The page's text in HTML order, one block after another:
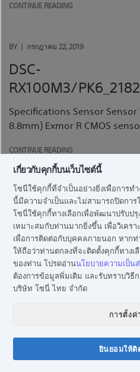
CONTINUE READING
BY กรกฎาคม 22, 2019
DSC-
RX100M3/
Specifications Sensor Sensor
8.8mm) Exmor R CMOS
CONTINUE READING
เกี่ยวกับคุกกี้บนเว็บไซต์นี้
โซนี่ใช้คุกกี้ที่จำเป็นอย่างยิ่งเพื่อการท
นี้มีความจำเป็นและไม่สามารถปิดกา
โซนี่ใช้คุกกี้ทางเลือกเพื่อพัฒนาปรับปรุ
เหมาะสมกับท่านมากยิ่งขึ้น เพื่อวิเคร
เพื่อการติดต่อกับบุคคลภายนอก หาก
ให้ถือว่าท่านตกลงที่จะติดตั้งคุกกี้ทาง
ของท่าน โปรดอ่านนโยบายความเป็น
ต้องการข้อมูลพิ่มเติม และรับทราบวิ
บริษัท โซนี่ ไทย จำกัด
การตั้งค่
ยินยอมให้ติ